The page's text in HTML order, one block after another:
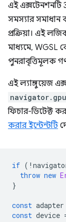
এই এক্সটেনশনটি
সমস্যার সমাধান
প্রক্রিয়া। এই
মাধ্যমে, WGSL
পুনরাবৃত্তিমূলক
এই ল্যাঙ্গুয়েজ
ফিচার-ডিটেক্ট
করার ইন্টেন্টটি
if ( !
throw new
}
const adapter
const device